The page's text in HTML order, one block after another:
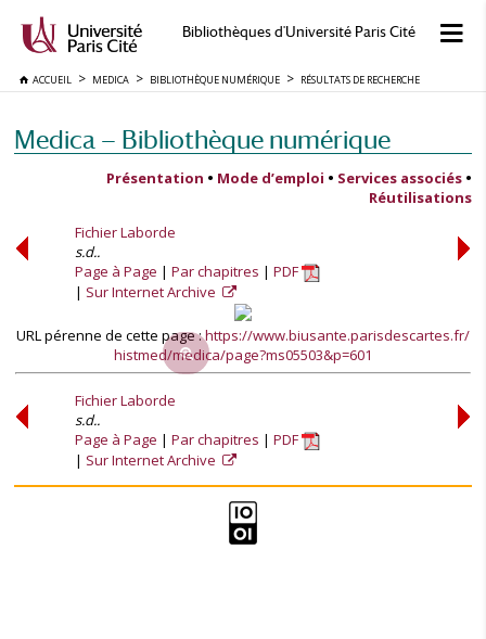
Bibliothèques d'Université Paris Cité
ACCUEIL MEDICA BIBLIOTHÈQUE NUMÉRIQUE RÉSULTATS DE RECHERCHE
Medica — Bibliothèque numérique
Présentation • Mode d’emploi • Services associés •
Réutilisations
Fichier Laborde
s.d..
Page à Page
Par chapitres
PDF
Sur Internet Archive
URL pérenne de cette page :https://www.biusante.parisdescartes.fr/
histmed/medica/page?ms05503&p=601
Fichier Laborde
s.d..
Page à Page
Par chapitres
PDF
Sur Internet Archive